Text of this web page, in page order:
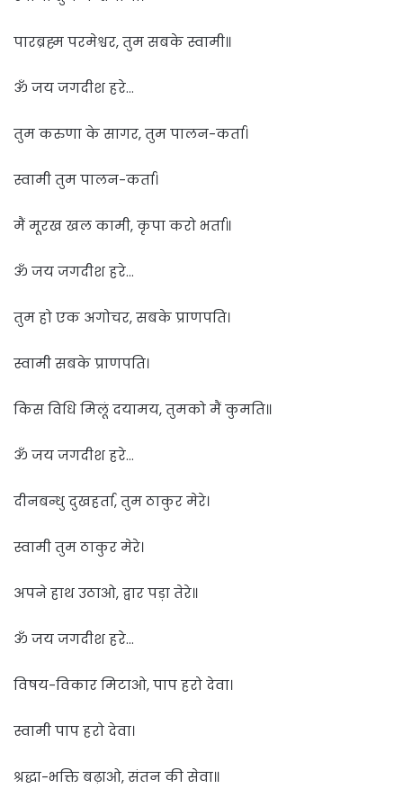
पारब्रह्म परमेश्वर, तुम सबके स्वामी॥
ॐ जय जगदीश हरे…
तुम करुणा के सागर, तुम पालन-कर्ता।
स्वामी तुम पालन-कर्ता।
मैं मूरख खल कामी, कृपा करो भर्ता॥
ॐ जय जगदीश हरे…
तुम हो एक अगोचर, सबके प्राणपति।
स्वामी सबके प्राणपति।
किस विधि मिलूं दयामय, तुमको मैं कुमति॥
ॐ जय जगदीश हरे…
दीनबन्धु दुखहर्ता, तुम ठाकुर मेरे।
स्वामी तुम ठाकुर मेरे।
अपने हाथ उठा‌ओ, द्वार पड़ा तेरे॥
ॐ जय जगदीश हरे…
विषय-विकार मिटा‌ओ, पाप हरो देवा।
स्वामी पाप हरो देवा।
श्रद्धा-भक्ति बढ़ा‌ओ, संतन की सेवा॥